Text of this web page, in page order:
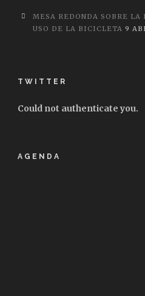
MESA REDONDA SOBRE LA
USO DE LA BICICLETA 9
TWITTER
Could not authenticate you.
AGENDA